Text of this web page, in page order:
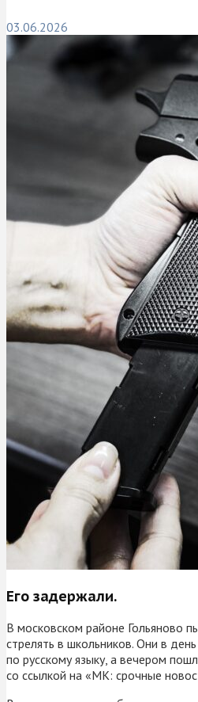
03.06.2026
Его задержали.
В московском районе Гольяново
стрелять в школьников. Они в
по русскому языку, а вечером
со ссылкой на «МК: срочные